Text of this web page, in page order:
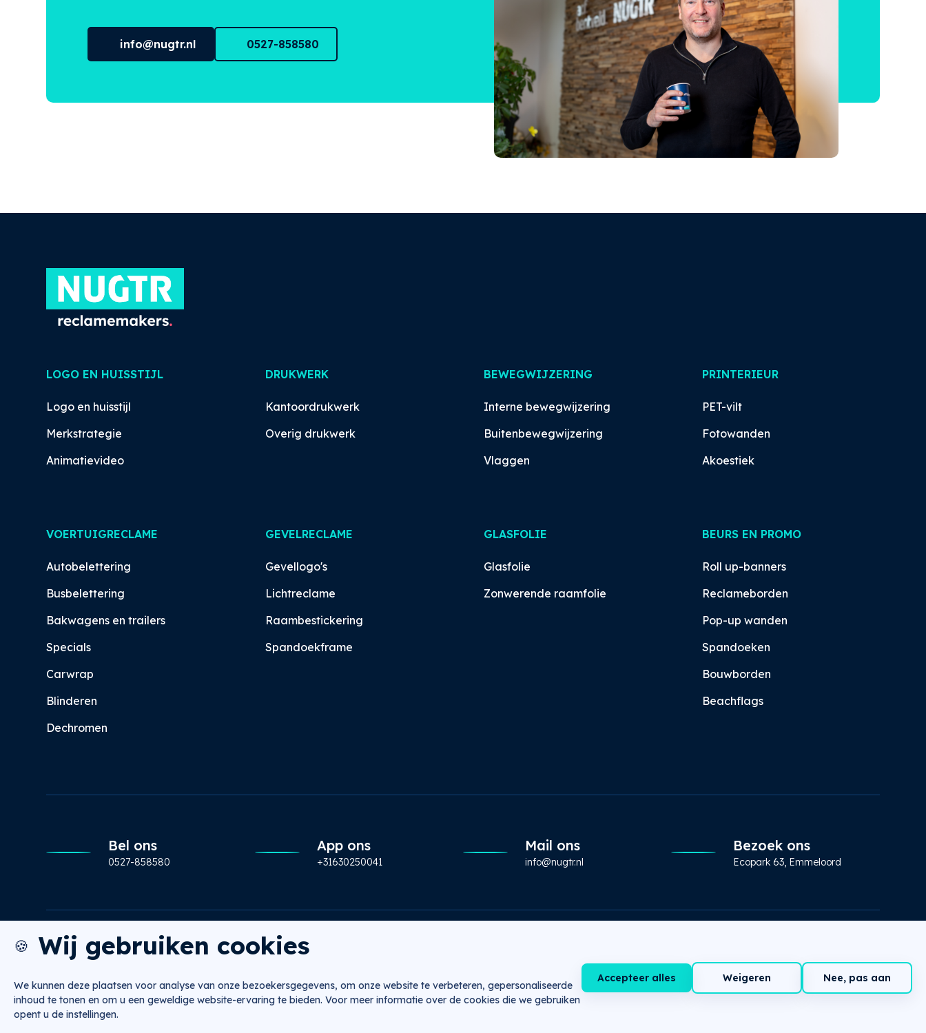
info@nugtr.nl 0527-858580
LOGO EN HUISSTIJL
Logo en huisstijl
Merkstrategie
Animatievideo
DRUKWERK
Kantoordrukwerk
Overig drukwerk
BEWEGWIJZERING
Interne bewegwijzering
Buitenbewegwijzering
Vlaggen
PRINTERIEUR
PET-vilt
Fotowanden
Akoestiek
VOERTUIGRECLAME
Autobelettering
Busbelettering
Bakwagens en trailers
Specials
Carwrap
Blinderen
Dechromen
GEVELRECLAME
Gevellogo's
Lichtreclame
Raambestickering
Spandoekframe
GLASFOLIE
Glasfolie
Zonwerende raamfolie
BEURS EN PROMO
Roll up-banners
Reclameborden
Pop-up wanden
Spandoeken
Bouwborden
Beachflags
Bel ons
0527-858580
App ons
+31630250041
Mail ons
info@nugtr.nl
Bezoek ons
Ecopark 63, Emmeloord
Copyright 2026 © NUGTR Algemene voorwaardenPrivacybeleid
🍪 Wij gebruiken cookies
We kunnen deze plaatsen voor analyse van onze bezoekersgegevens, om onze website te verbeteren, gepersonaliseerde
inhoud te tonen en om u een geweldige website-ervaring te bieden. Voor meer informatie over de cookies die we gebruiken
opent u de instellingen.
Accepteer alles Weigeren Nee, pas aan